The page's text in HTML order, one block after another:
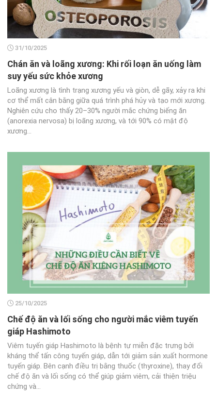
31/10/2025
Chán ăn và loãng xương: Khi rối loạn ăn uống làm
suy yếu sức khỏe xương
Loãng xương là tình trạng xương yếu và giòn, dễ gãy, xảy ra khi
cơ thể mất cân bằng giữa quá trình phá hủy và tạo mới xương.
Nghiên cứu cho thấy 20–30% người mắc chứng biếng ăn
(anorexia nervosa) bị loãng xương, và tới 90% có mật độ
xương...
25/10/2025
Chế độ ăn và lối sống cho người mắc viêm tuyến
giáp Hashimoto
Viêm tuyến giáp Hashimoto là bệnh tự miễn đặc trưng bởi
kháng thể tấn công tuyến giáp, dẫn tới giảm sản xuất hormone
tuyến giáp. Bên cạnh điều trị bằng thuốc (thyroxine), thay đổi
chế độ ăn và lối sống có thể giúp giảm viêm, cải thiện triệu
chứng và...